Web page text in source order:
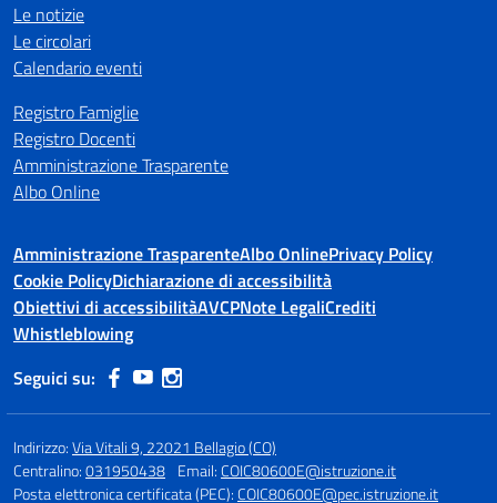
Le notizie
Le circolari
Calendario eventi
Registro Famiglie
Registro Docenti
Amministrazione Trasparente
Albo Online
Amministrazione TrasparenteAlbo OnlinePrivacy Policy
Cookie PolicyDichiarazione di accessibilità
Obiettivi di accessibilitàAVCPNote LegaliCrediti
Whistleblowing
Seguici su:
Indirizzo:Via Vitali 9, 22021 Bellagio (CO)
Centralino:031950438 Email:COIC80600E@istruzione.it
Posta elettronica certificata (PEC):COIC80600E@pec.istruzione.it